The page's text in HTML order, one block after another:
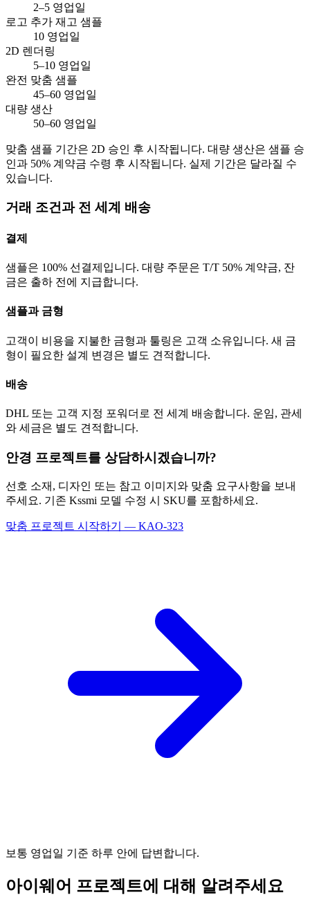
2–5 영업일
로고 추가 재고 샘플
10 영업일
2D 렌더링
5–10 영업일
완전 맞춤 샘플
45–60 영업일
대량 생산
50–60 영업일
맞춤 샘플 기간은 2D 승인 후 시작됩니다. 대량 생산은 샘플 승
인과 50% 계약금 수령 후 시작됩니다. 실제 기간은 달라질 수
있습니다.
거래 조건과 전 세계 배송
결제
샘플은 100% 선결제입니다. 대량 주문은 T/T 50% 계약금, 잔
금은 출하 전에 지급합니다.
샘플과 금형
고객이 비용을 지불한 금형과 툴링은 고객 소유입니다. 새 금
형이 필요한 설계 변경은 별도 견적합니다.
배송
DHL 또는 고객 지정 포워더로 전 세계 배송합니다. 운임, 관세
와 세금은 별도 견적합니다.
안경 프로젝트를 상담하시겠습니까?
선호 소재, 디자인 또는 참고 이미지와 맞춤 요구사항을 보내
주세요. 기존 Kssmi 모델 수정 시 SKU를 포함하세요.
맞춤 프로젝트 시작하기 — KAO-323
보통 영업일 기준 하루 안에 답변합니다.
아이웨어 프로젝트에 대해 알려주세요